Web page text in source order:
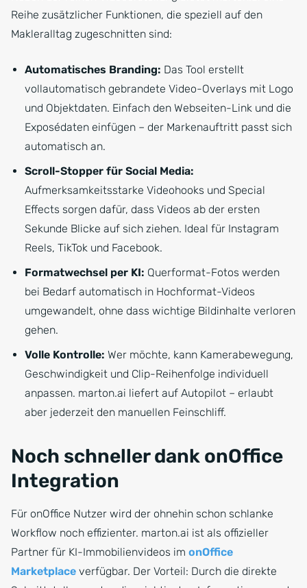
Reihe zusätzlicher Funktionen, die speziell auf den
Makleralltag zugeschnitten sind:
Automatisches Branding: Das Tool erstellt
vollautomatisch gebrandete Video-Overlays mit Logo
und Objektdaten. Einfach den Webseiten-Link und die
Exposédaten einfügen – der Markenauftritt passt sich
automatisch an.
Scroll-Stopper für Social Media:
Aufmerksamkeitsstarke Videohooks und Special
Effects sorgen dafür, dass Videos ab der ersten
Sekunde Blicke auf sich ziehen. Ideal für Instagram
Reels, TikTok und Facebook.
Formatwechsel per KI: Querformat-Fotos werden
bei Bedarf automatisch in Hochformat-Videos
umgewandelt, ohne dass wichtige Bildinhalte verloren
gehen.
Volle Kontrolle: Wer möchte, kann Kamerabewegung,
Geschwindigkeit und Clip-Reihenfolge individuell
anpassen. marton.ai liefert auf Autopilot – erlaubt
aber jederzeit den manuellen Feinschliff.
Noch schneller dank onOffice
Integration
Für onOffice Nutzer wird der ohnehin schon schlanke
Workflow noch effizienter. marton.ai ist als offizieller
Partner für KI-Immobilienvideos im onOffice
Marketplace verfügbar. Der Vorteil: Durch die direkte